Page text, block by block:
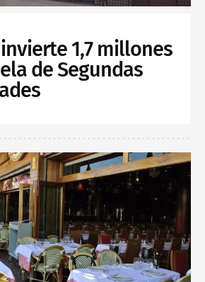
1,7 millones
de Segundas